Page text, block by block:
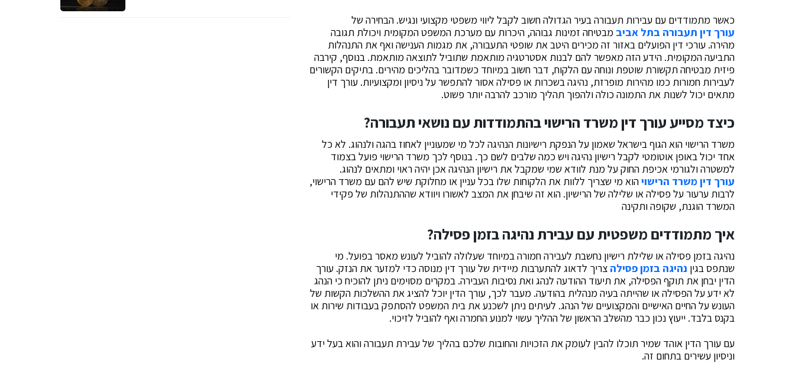
כאשר מתמודדים עם עבירות תעבורה בעיר הגדולה חשוב לקבל ליווי משפטי מקצועי ונגיש. הבחירה של
עורך דין תעבורה בתל אביב מבטיחה זמינות גבוהה, היכרות עם מערכת המשפט המקומית ויכולת תגובה
מהירה. עורכי דין הפועלים באזור זה מכירים היטב את שופטי התעבורה, את מגמות הענישה ואף את התנהלות
התביעה המקומית. הידע הזה מאפשר להם לבנות אסטרטגיה מותאמת שתוביל לתוצאה מותאמת. בנוסף, קירבה
פיזית מבטיחה תקשורת שוטפת ונוחה עם הלקוח, דבר חשוב במיוחד כשמדובר בהליכים מהירים. בתיקים הקשורים
לעבירות חמורות כמו מהירות מופרזת, נהיגה בשכרות או פסילה אסור להתפשר על ניסיון ומקצועיות. עורך דין
מתאים יכול לשנות את התמונה כולה ולהפוך תהליך מורכב להרבה יותר פשוט.
כיצד מסייע עורך דין משרד הרישוי בהתמודדות עם נושאי תעבורה?
משרד הרישוי הוא הגוף בישראל שאמון על הנפקת רישיונות הנהיגה לכל מי שמעוניין לאחוז בהגה ולנהוג. לא כל
אחד יכול באופן אוטומטי לקבל רישיון נהיגה ויש כמה שלבים לשם כך. בנוסף לכך משרד הרישוי פועל בצמוד
למשטרה ולגורמי אכיפת החוק על מנת לוודא שמי שמקבל את רישיון הנהיגה אכן יהיה ראוי ומתאים לנהוג.
עורך דין משרד הרישויהוא מי שצריך ללוות את הלקוחות שלו בכל עניין או מחלוקת שיש להם עם משרד הרישוי,
לרבות ערעור על פסילה או שלילה של הרישיון. הוא זה שיבחן את המצב לאשורו ויוודא שההתנהלות של פקידי
המשרד הוגנת, שקופה ותקינה
איך מתמודדים משפטית עם עבירת נהיגה בזמן פסילה?
נהיגה בזמן פסילה או שלילת רישיון נחשבת לעבירה חמורה במיוחד שעלולה להוביל לעונש מאסר בפועל. מי
שנתפס בגין נהיגה בזמן פסילה צריך לדאוג להתערבות מיידית של עורך דין מנוסה כדי למזער את הנזק. עורך
הדין יבחן את תוקף הפסילה, את תיעוד ההודעה לנהג ואת נסיבות העבירה. במקרים מסוימים ניתן להוכיח כי הנהג
לא ידע על הפסילה או שהייתה בעיה מנהלית בהודעה. מעבר לכך, עורך הדין יוכל להציג את ההשלכות הקשות של
העונש על החיים האישיים והמקצועיים של הנהג. לעיתים ניתן לשכנע את בית המשפט להסתפק בעבודות שירות או
בקנס בלבד. ייעוץ נכון כבר מהשלב הראשון של ההליך עשוי למנוע החמרה ואף להוביל לזיכוי.
עם עורך הדין אוהד שמיר תוכלו להבין לעומק את הזכויות והחובות שלכם בהליך של עבירת תעבורה והוא בעל ידע
וניסיון עשירים בתחום זה.